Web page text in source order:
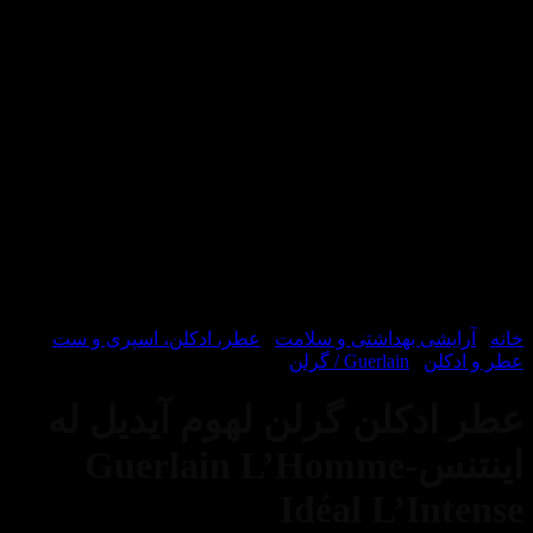
بهداشتی و سلامت / عطر، ادکلن، اسپری و ست /
/ Guerlain / گرلن